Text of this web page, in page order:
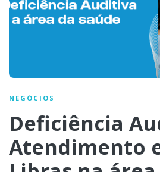
NEGÓCIOS
Deficiência
Atendimento